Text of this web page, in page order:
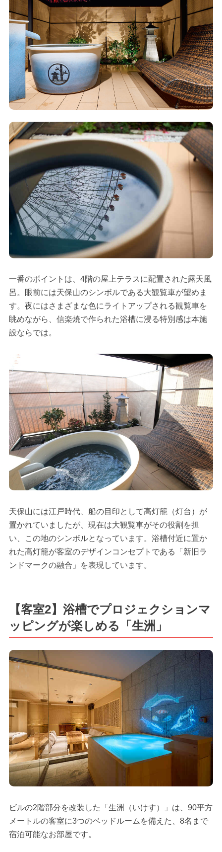
一番のポイントは、4階の屋上テラスに配置された露天風
呂。眼前には天保山のシンボルである大観覧車が望めま
す。夜にはさまざまな色にライトアップされる観覧車を
眺めながら、信楽焼で作られた浴槽に浸る特別感は本施
設ならでは。
天保山には江戸時代、船の目印として高灯籠（灯台）が
置かれていましたが、現在は大観覧車がその役割を担
い、この地のシンボルとなっています。浴槽付近に置か
れた高灯籠が客室のデザインコンセプトである「新旧ラ
ンドマークの融合」を表現しています。
【客室2】浴槽でプロジェクションマ
ッピングが楽しめる「生洲」
ビルの2階部分を改装した「生洲（いけす）」は、90平方
メートルの客室に3つのベッドルームを備えた、8名まで
宿泊可能なお部屋です。